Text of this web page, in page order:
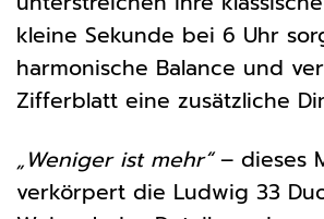
kleine Sekunde bei 6 Uhr
harmonische Balance und
Zifferblatt eine zusätzliche
„Weniger ist mehr“– dieses
verkörpert die Ludwig 33